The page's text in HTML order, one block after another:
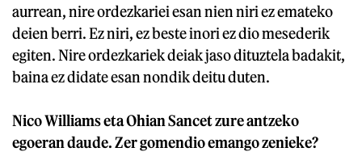
aurrean, nire ordezkariei esan nien niri ez emateko
deien berri. Ez niri, ez beste inori ez dio mesederik
egiten. Nire ordezkariek deiak jaso dituztela badakit,
baina ez didate esan nondik deitu duten.
Nico Williams eta Ohian Sancet zure antzeko
egoeran daude. Zer gomendio emango zenieke?